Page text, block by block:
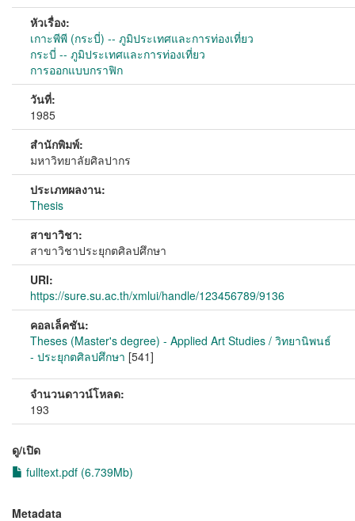
หัวเรื่อง:
เกาะพีพี (กระบี่) -- ภูมิประเทศและการท่องเที่ยว
กระบี่ -- ภูมิประเทศและการท่องเที่ยว
การออกแบบกราฟิก
วันที่:
1985
สำนักพิมพ์:
มหาวิทยาลัยศิลปากร
ประเภทผลงาน:
Thesis
สาขาวิชา:
สาขาวิชาประยุกตศิลปศึกษา
URI:
https://sure.su.ac.th/xmlui/handle/123456789/9136
คอลเล็คชัน:
Theses (Master's degree) - Applied Art Studies / วิทยานิพนธ์
- ประยุกตศิลปศึกษา [541]
จำนวนดาวน์โหลด:
193
ดู/เปิด
fulltext.pdf (6.739Mb)
Metadata